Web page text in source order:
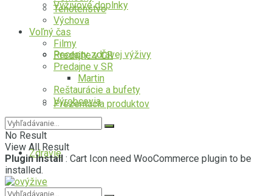
Výživové doplnky
Recepty zdravej výživy
Prezentácia produktov
Zdravie
Tehotenstvo
Výchova
Voľný čas
Filmy
Predajne v ČR
Predajne v SR
Martin
Reštaurácie a bufety
Výrobcovia
No Result
View All Result
Plugin Install : Cart Icon need WooCommerce plugin to be
installed.